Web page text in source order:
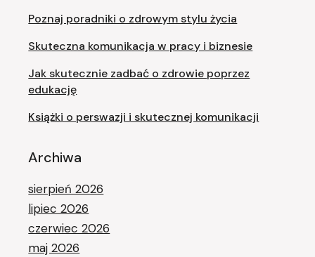
Poznaj poradniki o zdrowym stylu życia
Skuteczna komunikacja w pracy i biznesie
Jak skutecznie zadbać o zdrowie poprzez
edukację
Książki o perswazji i skutecznej komunikacji
Archiwa
sierpień 2026
lipiec 2026
czerwiec 2026
maj 2026